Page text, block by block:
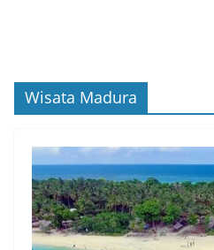
Wisata Madura